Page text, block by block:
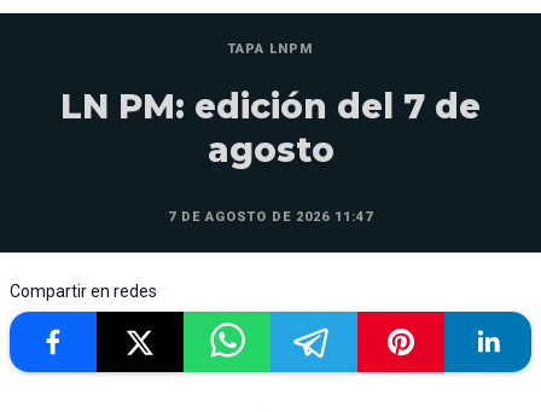
TAPA LNPM
LN PM: edición del 7 de
agosto
7 DE AGOSTO DE 2026 11:47
Compartir en redes